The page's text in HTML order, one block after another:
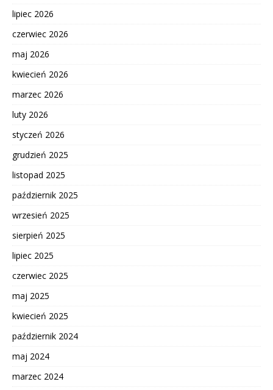
lipiec 2026
czerwiec 2026
maj 2026
kwiecień 2026
marzec 2026
luty 2026
styczeń 2026
grudzień 2025
listopad 2025
październik 2025
wrzesień 2025
sierpień 2025
lipiec 2025
czerwiec 2025
maj 2025
kwiecień 2025
październik 2024
maj 2024
marzec 2024